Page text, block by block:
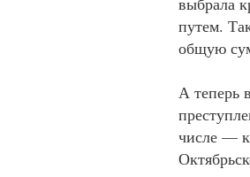
путем.
общую
А теперь
числе —